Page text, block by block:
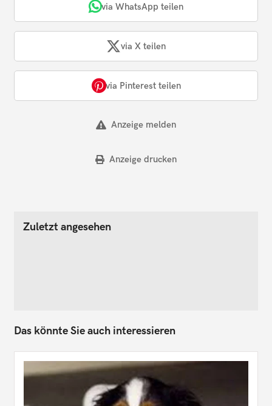
via WhatsApp teilen
via X teilen
via Pinterest teilen
Anzeige melden
Anzeige drucken
Zuletzt angesehen
Das könnte Sie auch interessieren